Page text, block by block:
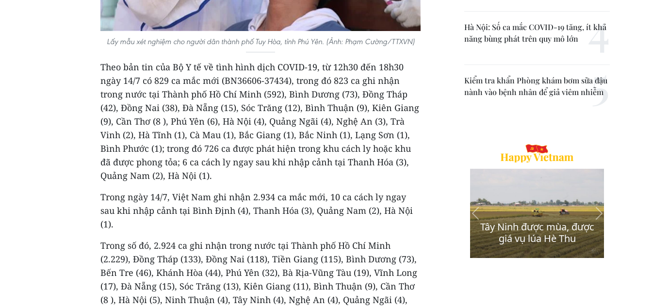
Lấy mẫu xét nghiệm cho người dân thành phố Tuy Hòa, tỉnh Phú Yên. (Ảnh: Phạm Cường/TTXVN)
Theo bản tin của Bộ Y tế về tình hình dịch COVID-19, từ 12h30 đến 18h30
ngày 14/7 có 829 ca mắc mới (BN36606-37434), trong đó 823 ca ghi nhận
trong nước tại Thành phố Hồ Chí Minh (592), Bình Dương (73), Đồng Tháp
(42), Đồng Nai (38), Đà Nẵng (15), Sóc Trăng (12), Bình Thuận (9), Kiên Giang
(9), Cần Thơ (8 ), Phú Yên (6), Hà Nội (4), Quảng Ngãi (4), Nghệ An (3), Trà
Vinh (2), Hà Tĩnh (1), Cà Mau (1), Bắc Giang (1), Bắc Ninh (1), Lạng Sơn (1),
Bình Phước (1); trong đó 726 ca được phát hiện trong khu cách ly hoặc khu
đã được phong tỏa; 6 ca cách ly ngay sau khi nhập cảnh tại Thanh Hóa (3),
Quảng Nam (2), Hà Nội (1).
Trong ngày 14/7, Việt Nam ghi nhận 2.934 ca mắc mới, 10 ca cách ly ngay
sau khi nhập cảnh tại Bình Định (4), Thanh Hóa (3), Quảng Nam (2), Hà Nội
(1).
Trong số đó, 2.924 ca ghi nhận trong nước tại Thành phố Hồ Chí Minh
(2.229), Đồng Tháp (133), Đồng Nai (118), Tiền Giang (115), Bình Dương (73),
Bến Tre (46), Khánh Hòa (44), Phú Yên (32), Bà Rịa-Vũng Tàu (19), Vĩnh Long
(17), Đà Nẵng (15), Sóc Trăng (13), Kiên Giang (11), Bình Thuận (9), Cần Thơ
(8 ), Hà Nội (5), Ninh Thuận (4), Tây Ninh (4), Nghệ An (4), Quảng Ngãi (4),
Hà Nội: Số ca mắc COVID-19 tăng, ít khả
năng bùng phát trên quy mô lớn
Kiểm tra khẩn Phòng khám bơm sữa đậu
nành vào bệnh nhân để giả viêm nhiễm